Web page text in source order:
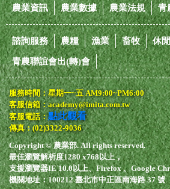
農業資訊 農業數據 農業法規 青
諮詢服務 農糧 漁業 畜牧 休閒
青農聯誼會出(轉)會
服務時間：星期一~五 AM9:00~PM6:00
客服信箱：academy@imita.com.tw
客服電話：點此觀看
傳真：(02)3322-9036
Copyright © 農業部. All rights reserved.
最佳瀏覽解析度1280 x768以上，
支援瀏覽器IE 10.0以上、Firefox 、Google
機關地址：100212 臺北市中正區南海路 37 號